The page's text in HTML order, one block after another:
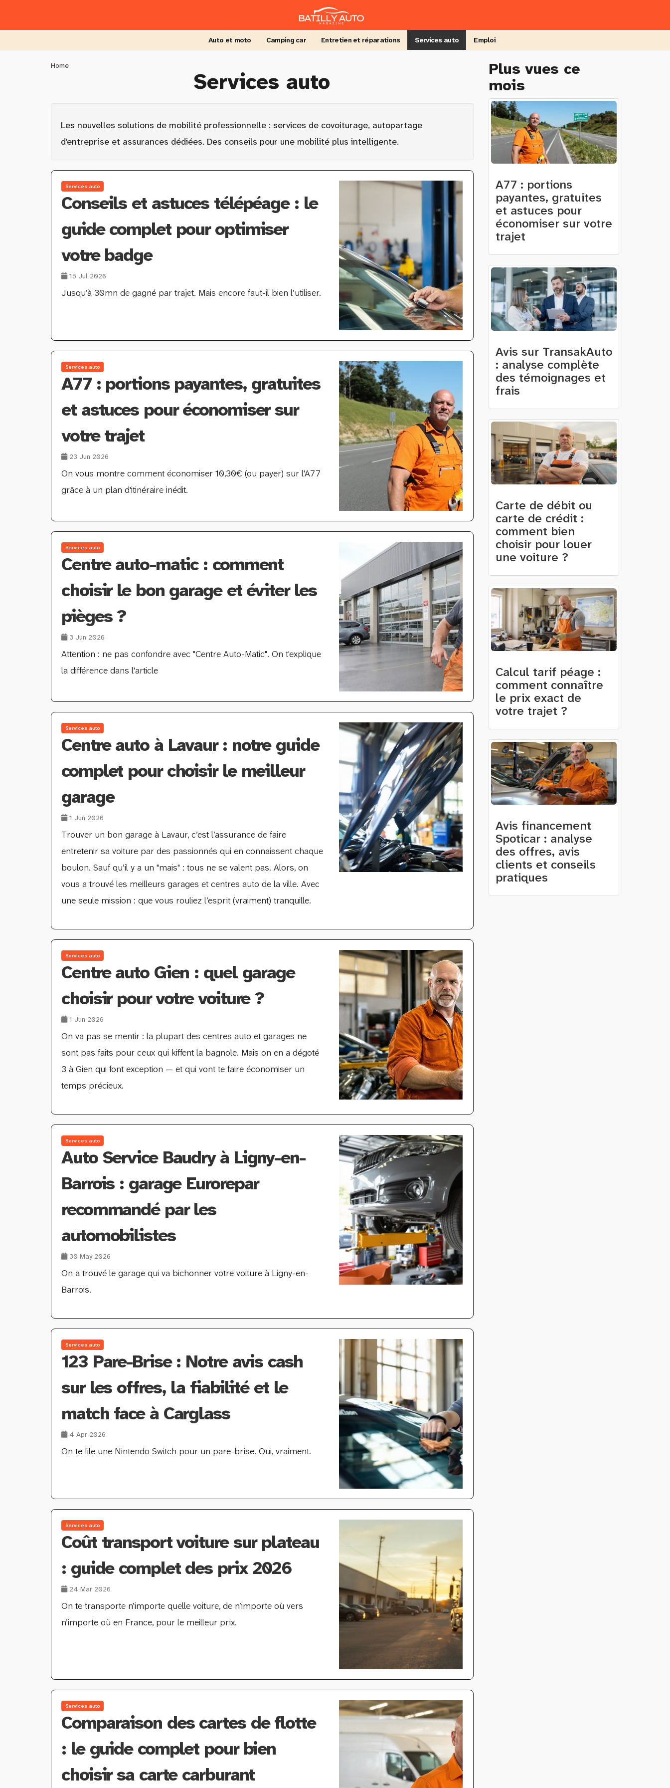
Auto et moto Camping car Entretien et réparations Services auto Emploi
You
Home
Services auto
Les nouvelles solutions de mobilité professionnelle : services de covoiturage, autopartage
d'entreprise et assurances dédiées. Des conseils pour une mobilité plus intelligente.
Services auto
Conseils et astuces télépéage : le
guide complet pour optimiser
votre badge
15 Jul 2026
Jusqu’à 30mn de gagné par trajet. Mais encore faut-il bien l’utiliser.
Services auto
A77 : portions payantes, gratuites
et astuces pour économiser sur
votre trajet
23 Jun 2026
On vous montre comment économiser 10,30€ (ou payer) sur l'A77
grâce à un plan d'itinéraire inédit.
Services auto
Centre auto-matic : comment
choisir le bon garage et éviter les
pièges ?
3 Jun 2026
Attention : ne pas confondre avec "Centre Auto-Matic". On t'explique
la différence dans l'article
Services auto
Centre auto à Lavaur : notre guide
complet pour choisir le meilleur
garage
1 Jun 2026
Trouver un bon garage à Lavaur, c’est l’assurance de faire
entretenir sa voiture par des passionnés qui en connaissent chaque
boulon. Sauf qu’il y a un "mais" : tous ne se valent pas. Alors, on
vous a trouvé les meilleurs garages et centres auto de la ville. Avec
une seule mission : que vous rouliez l’esprit (vraiment) tranquille.
Services auto
Centre auto Gien : quel garage
choisir pour votre voiture ?
1 Jun 2026
On va pas se mentir : la plupart des centres auto et garages ne
sont pas faits pour ceux qui kiffent la bagnole. Mais on en a dégoté
3 à Gien qui font exception — et qui vont te faire économiser un
temps précieux.
Services auto
Auto Service Baudry à Ligny-en-
Barrois : garage Eurorepar
recommandé par les
automobilistes
30 May 2026
On a trouvé le garage qui va bichonner votre voiture à Ligny-en-
Barrois.
Services auto
123 Pare-Brise : Notre avis cash
sur les offres, la fiabilité et le
match face à Carglass
4 Apr 2026
On te file une Nintendo Switch pour un pare-brise. Oui, vraiment.
Services auto
Coût transport voiture sur plateau
: guide complet des prix 2026
24 Mar 2026
On te transporte n’importe quelle voiture, de n’importe où vers
n’importe où en France, pour le meilleur prix.
Services auto
Comparaison des cartes de flotte
: le guide complet pour bien
choisir sa carte carburant
Plus vues ce
mois
A77 : portions
payantes, gratuites
et astuces pour
économiser sur votre
trajet
Avis sur TransakAuto
: analyse complète
des témoignages et
frais
Carte de débit ou
carte de crédit :
comment bien
choisir pour louer
une voiture ?
Calcul tarif péage :
comment connaître
le prix exact de
votre trajet ?
Avis financement
Spoticar : analyse
des offres, avis
clients et conseils
pratiques